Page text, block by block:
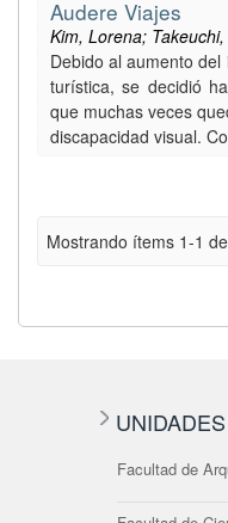
Audere Viajes
Kim, Lorena;
Debido al aumento
turística, se decidió
que muchas veces
discapacidad visual.
Mostrando ítems 1-1 de
Facultad de